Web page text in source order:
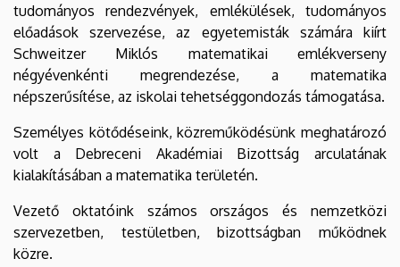
tudományos rendezvények, emlékülések, tudományos
előadások szervezése, az egyetemisták számára kiírt
Schweitzer Miklós matematikai emlékverseny
négyévenkénti megrendezése, a matematika
népszerűsítése, az iskolai tehetséggondozás támogatása.
Személyes kötődéseink, közreműködésünk meghatározó
volt a Debreceni Akadémiai Bizottság arculatának
kialakításában a matematika területén.
Vezető oktatóink számos országos és nemzetközi
szervezetben, testületben, bizottságban működnek
közre.